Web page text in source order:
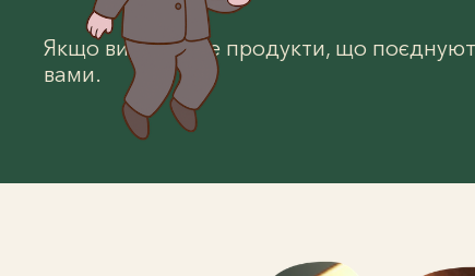
Якщо ви шукаєте продукти, що
вами.